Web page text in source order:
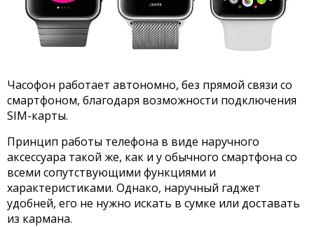
Часофон работает автономно, без прямой связи со
смартфоном, благодаря возможности подключения
SIM-карты.
Принцип работы телефона в виде наручного
аксессуара такой же, как и у обычного смартфона со
всеми сопутствующими функциями и
характеристиками. Однако, наручный гаджет
удобней, его не нужно искать в сумке или доставать
из кармана.